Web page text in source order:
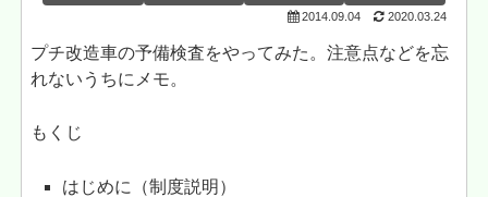
2014.09.04 2020.03.24
プチ改造車の予備検査をやってみた。注意点などを忘
れないうちにメモ。
もくじ
はじめに（制度説明）